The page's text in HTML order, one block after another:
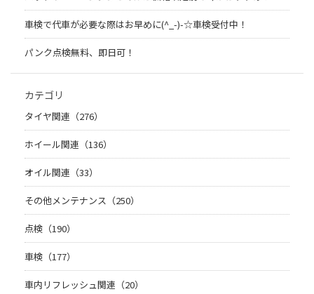
車検で代車が必要な際はお早めに(^_-)-☆車検受付中！
パンク点検無料、即日可！
カテゴリ
タイヤ関連（276）
ホイール関連（136）
オイル関連（33）
その他メンテナンス（250）
点検（190）
車検（177）
車内リフレッシュ関連（20）